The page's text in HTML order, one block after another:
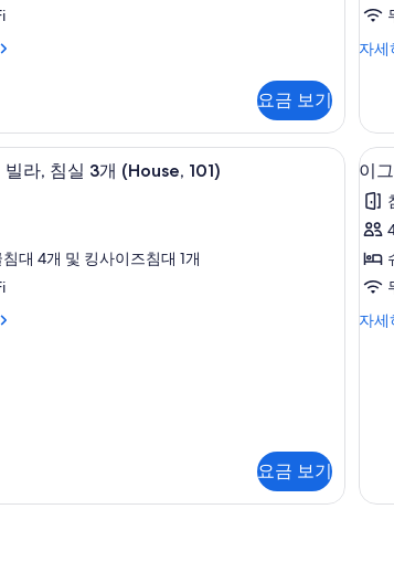
요금 보기
진
모
기
자세
프
빌
라
자
세
히
기
침대, 객실 내 금고, 책상프레지덴셜 빌라, 침실 3개 (House, 101) |
빌라, 침실 3개 (House, 101)
대 4개 및 킹사이즈침대 1개
요금 보기
이
그
제
큐
티
빌
진
5
이
자세
이
연
급 침구, 필로우탑 침대, 객실 내 금고, 책상